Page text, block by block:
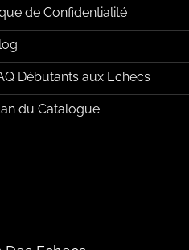
de Confidentialité
Débutants aux Echecs
du Catalogue